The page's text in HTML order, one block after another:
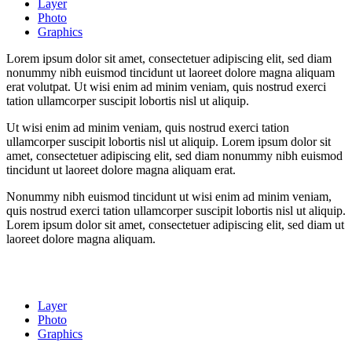
Layer
Photo
Graphics
Lorem ipsum dolor sit amet, consectetuer adipiscing elit, sed diam
nonummy nibh euismod tincidunt ut laoreet dolore magna aliquam
erat volutpat. Ut wisi enim ad minim veniam, quis nostrud exerci
tation ullamcorper suscipit lobortis nisl ut aliquip.
Ut wisi enim ad minim veniam, quis nostrud exerci tation
ullamcorper suscipit lobortis nisl ut aliquip. Lorem ipsum dolor sit
amet, consectetuer adipiscing elit, sed diam nonummy nibh euismod
tincidunt ut laoreet dolore magna aliquam erat.
Nonummy nibh euismod tincidunt ut wisi enim ad minim veniam,
quis nostrud exerci tation ullamcorper suscipit lobortis nisl ut aliquip.
Lorem ipsum dolor sit amet, consectetuer adipiscing elit, sed diam ut
laoreet dolore magna aliquam.
Layer
Photo
Graphics